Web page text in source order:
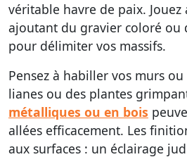
véritable havre de paix. Jouez
ajoutant du gravier coloré ou
pour délimiter vos massifs.
Pensez à habiller vos murs
lianes ou des plantes
métalliques ou en bois
allées efficacement. Les
aux surfaces : un éclairage